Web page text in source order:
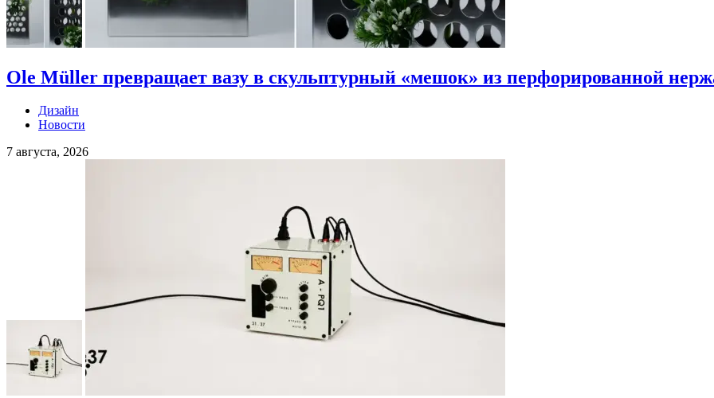
Ole Müller превращает вазу в скульптурный «мешок» из перфорированной
Дизайн
Новости
7 августа, 2026